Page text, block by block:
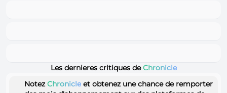
Les dernieres critiques deChronicle
NotezChronicle et obtenez une chance de remporter